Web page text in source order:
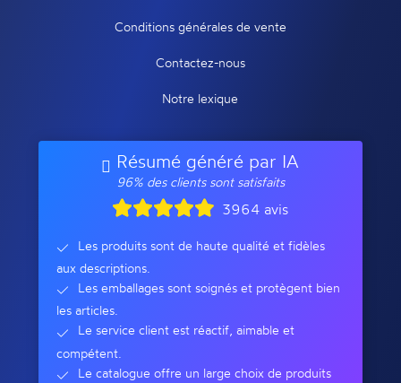
Conditions générales de vente
Contactez-nous
Notre lexique
Résumé généré par IA
96% des clients sont satisfaits
3964 avis
Les produits sont de haute qualité et fidèles
aux descriptions.
Les emballages sont soignés et protègent bien
les articles.
Le service client est réactif, aimable et
compétent.
Le catalogue offre un large choix de produits